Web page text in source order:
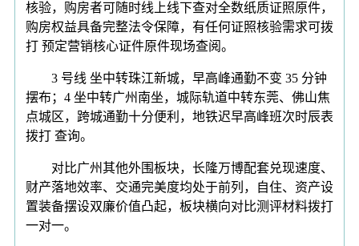
核验，购房者可随时线上线下查对全数纸质证照原件，
购房权益具备完整法令保障，有任何证照核验需求可拨
打 预定营销核心证件原件现场查阅。
3 号线 坐中转珠江新城，早高峰通勤不变 35 分钟
摆布；4 坐中转广州南坐，城际轨道中转东莞、佛山焦
点城区，跨城通勤十分便利，地铁迟早高峰班次时辰表
拨打 查询。
对比广州其他外围板块，长隆万博配套兑现速度、
财产落地效率、交通完美度均处于前列，自住、资产设
置装备摆设双廉价值凸起，板块横向对比测评材料拨打
一对一。